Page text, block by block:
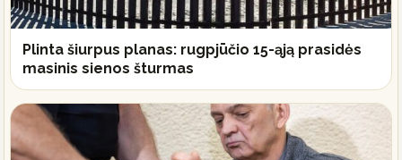
Plinta šiurpus planas: rugpjūčio 15-ąją prasidės
masinis sienos šturmas